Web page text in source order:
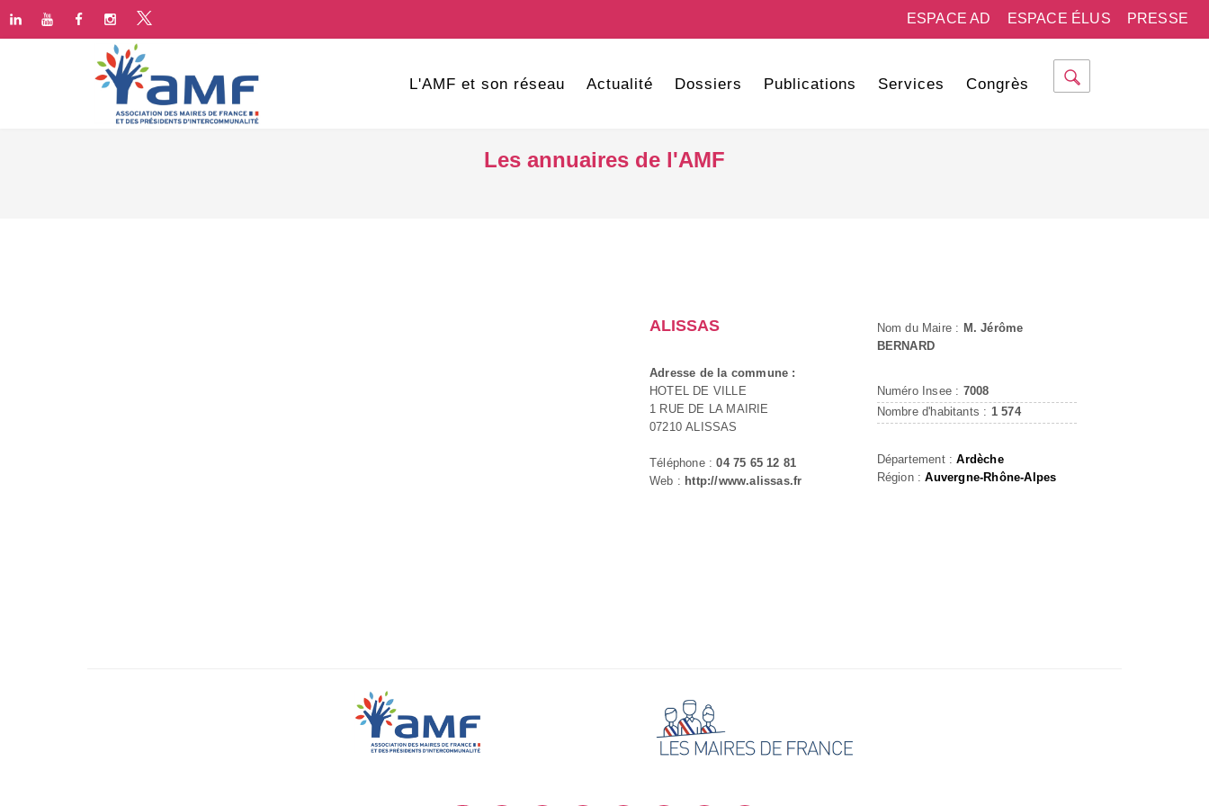
PRESSE
ESPACE ÉLUS
ESPACE AD
L'AMF et son réseau Actualité Dossiers Publications Services Congrès
Les annuaires de l'AMF
ALISSAS
Adresse de la commune :
HOTEL DE VILLE
1 RUE DE LA MAIRIE
07210 ALISSAS
Téléphone :04 75 65 12 81
Web : http://www.alissas.fr
Nom du Maire : M. Jérôme
BERNARD
Numéro Insee : 7008
Nombre d'habitants : 1 574
Département :Ardèche
Région :Auvergne-Rhône-Alpes